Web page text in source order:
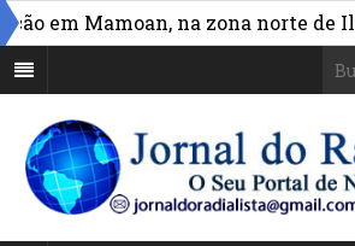
Mamoan, na zona norte de Ilhéus